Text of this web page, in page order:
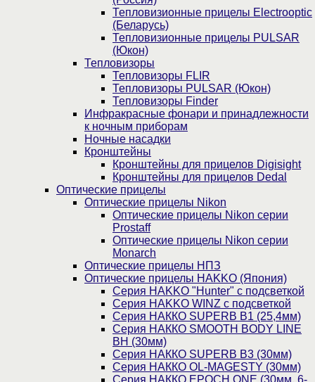
Тепловизионные прицелы Electrooptic
(Беларусь)
Тепловизионные прицелы PULSAR
(Юкон)
Тепловизоры
Тепловизоры FLIR
Тепловизоры PULSAR (Юкон)
Тепловизоры Finder
Инфракрасные фонари и принадлежности
к ночным приборам
Ночные насадки
Кронштейны
Кронштейны для прицелов Digisight
Кронштейны для прицелов Dedal
Оптические прицелы
Оптические прицелы Nikon
Оптические прицелы Nikon серии
Prostaff
Оптические прицелы Nikon серии
Monarch
Оптические прицелы НПЗ
Оптические прицелы HAKKO (Япония)
Cерия HAKKO "Hunter" с подсветкой
Серия НAKKO WINZ с подсветкой
Серия НАККО SUPERB B1 (25,4мм)
Серия НАККО SMOOTH BODY LINE
BH (30мм)
Серия НАККО SUPERB B3 (30мм)
Серия НАККО OL-MAGESTY (30мм)